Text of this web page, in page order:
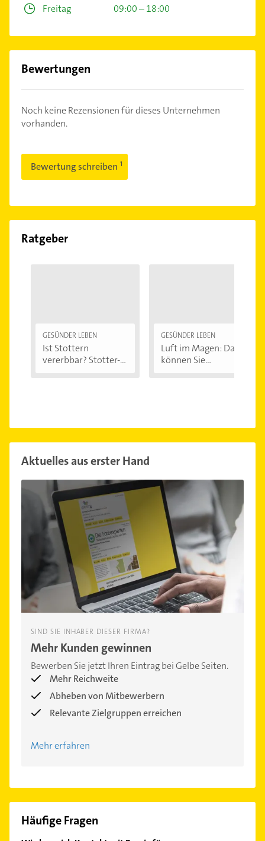
Freitag
09:00 – 18:00
Bewertungen
Noch keine Rezensionen für dieses Unternehmen
vorhanden.
Bewertung schreiben
Ratgeber
GESÜNDER LEBEN
Ist Stottern
vererbbar? Stotter-
GESÜNDER LEBEN
Luft im Magen: Das
können Sie...
Aktuelles aus erster Hand
SIND SIE INHABER DIESER FIRMA?
Mehr Kunden gewinnen
Bewerben Sie jetzt Ihren Eintrag bei Gelbe Seiten.
Mehr Reichweite
Abheben von Mitbewerbern
Relevante Zielgruppen erreichen
Mehr erfahren
Häufige Fragen